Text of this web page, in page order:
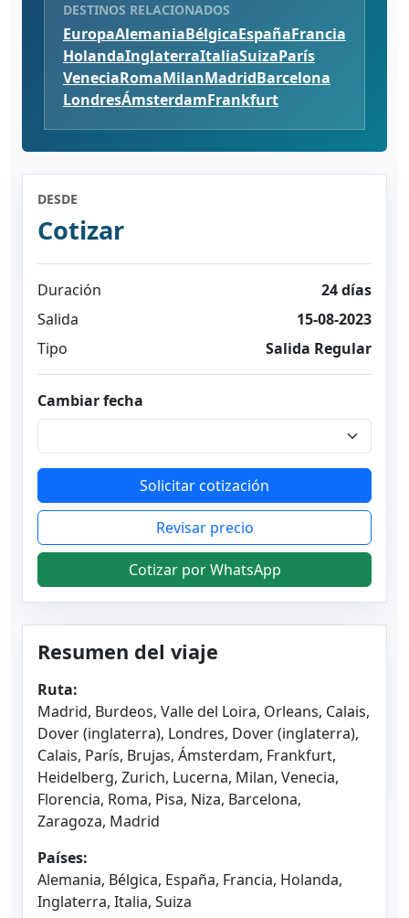
DESTINOS RELACIONADOS
EuropaAlemaniaBélgicaEspañaFrancia
HolandaInglaterraItaliaSuizaParís
VeneciaRomaMilanMadridBarcelona
LondresÁmsterdamFrankfurt
Resumen del viaje
Ruta:
Madrid, Burdeos, Valle del Loira, Orleans, Calais,
Dover (inglaterra), Londres, Dover (inglaterra),
Calais, París, Brujas, Ámsterdam, Frankfurt,
Heidelberg, Zurich, Lucerna, Milan, Venecia,
Florencia, Roma, Pisa, Niza, Barcelona,
Zaragoza, Madrid
Países:
Alemania, Bélgica, España, Francia, Holanda,
Inglaterra, Italia, Suiza
DESDE
Cotizar
Duración
24 días
Salida
15-08-2023
Tipo
Salida Regular
Cambiar fecha
Solicitar cotización
Revisar precio
Cotizar por WhatsApp